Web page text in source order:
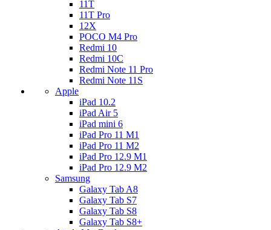
11T
11T Pro
12X
POCO M4 Pro
Redmi 10
Redmi 10C
Redmi Note 11 Pro
Redmi Note 11S
Apple
iPad 10.2
iPad Air 5
iPad mini 6
iPad Pro 11 M1
iPad Pro 11 M2
iPad Pro 12.9 M1
iPad Pro 12.9 M2
Samsung
Galaxy Tab A8
Galaxy Tab S7
Galaxy Tab S8
Galaxy Tab S8+